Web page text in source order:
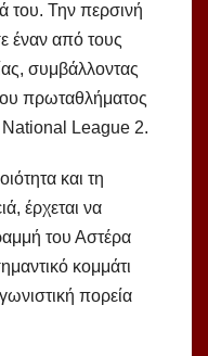
του. Την περσινή
έναν από τους
συμβάλλοντας
πρωταθλήματος
National League 2.
και τη
έρχεται να
του Αστέρα
κομμάτι
πορεία